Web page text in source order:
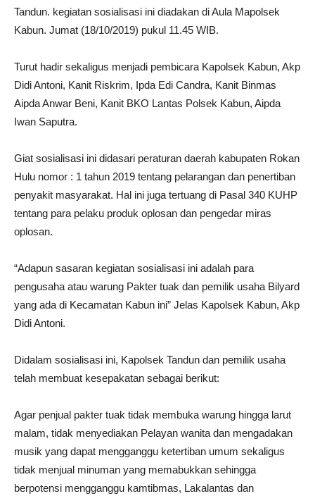
Tandun. kegiatan sosialisasi ini diadakan di Aula Mapolsek
Kabun. Jumat (18/10/2019) pukul 11.45 WIB.
Turut hadir sekaligus menjadi pembicara Kapolsek Kabun, Akp
Didi Antoni, Kanit Riskrim, Ipda Edi Candra, Kanit Binmas
Aipda Anwar Beni, Kanit BKO Lantas Polsek Kabun, Aipda
Iwan Saputra.
Giat sosialisasi ini didasari peraturan daerah kabupaten Rokan
Hulu nomor : 1 tahun 2019 tentang pelarangan dan penertiban
penyakit masyarakat. Hal ini juga tertuang di Pasal 340 KUHP
tentang para pelaku produk oplosan dan pengedar miras
oplosan.
“Adapun sasaran kegiatan sosialisasi ini adalah para
pengusaha atau warung Pakter tuak dan pemilik usaha Bilyard
yang ada di Kecamatan Kabun ini” Jelas Kapolsek Kabun, Akp
Didi Antoni.
Didalam sosialisasi ini, Kapolsek Tandun dan pemilik usaha
telah membuat kesepakatan sebagai berikut:
Agar penjual pakter tuak tidak membuka warung hingga larut
malam, tidak menyediakan Pelayan wanita dan mengadakan
musik yang dapat mengganggu ketertiban umum sekaligus
tidak menjual minuman yang memabukkan sehingga
berpotensi mengganggu kamtibmas, Lakalantas dan